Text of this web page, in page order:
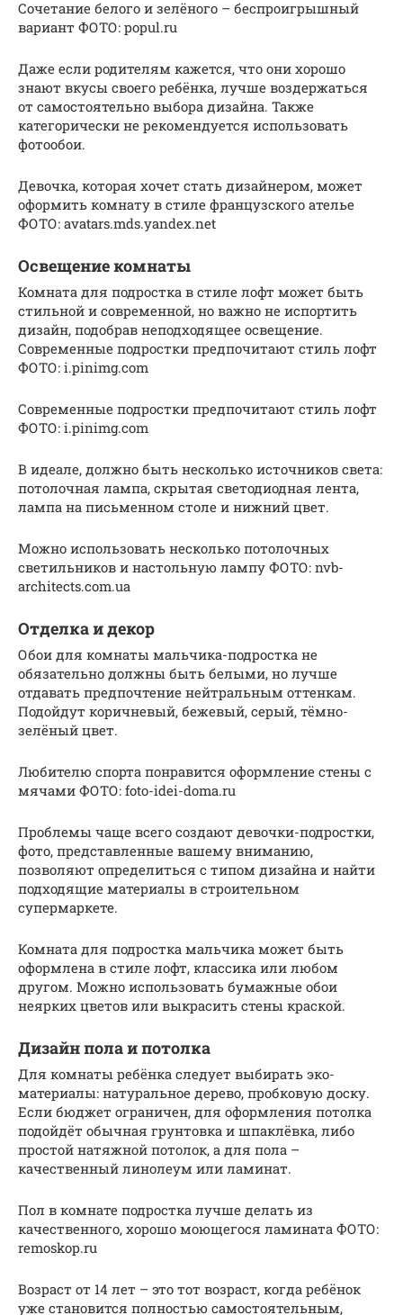
Сочетание белого и зелёного – беспроигрышный
вариант ФОТО: popul.ru
Даже если родителям кажется, что они хорошо
знают вкусы своего ребёнка, лучше воздержаться
от самостоятельно выбора дизайна. Также
категорически не рекомендуется использовать
фотообои.
Девочка, которая хочет стать дизайнером, может
оформить комнату в стиле французского ателье
ФОТО: avatars.mds.yandex.net
Освещение комнаты
Комната для подростка в стиле лофт может быть
стильной и современной, но важно не испортить
дизайн, подобрав неподходящее освещение.
Современные подростки предпочитают стиль лофт
ФОТО: i.pinimg.com
Современные подростки предпочитают стиль лофт
ФОТО: i.pinimg.com
В идеале, должно быть несколько источников света:
потолочная лампа, скрытая светодиодная лента,
лампа на письменном столе и нижний цвет.
Можно использовать несколько потолочных
светильников и настольную лампу ФОТО: nvb-
architects.com.ua
Отделка и декор
Обои для комнаты мальчика-подростка не
обязательно должны быть белыми, но лучше
отдавать предпочтение нейтральным оттенкам.
Подойдут коричневый, бежевый, серый, тёмно-
зелёный цвет.
Любителю спорта понравится оформление стены с
мячами ФОТО: foto-idei-doma.ru
Проблемы чаще всего создают девочки-подростки,
фото, представленные вашему вниманию,
позволяют определиться с типом дизайна и найти
подходящие материалы в строительном
супермаркете.
Комната для подростка мальчика может быть
оформлена в стиле лофт, классика или любом
другом. Можно использовать бумажные обои
неярких цветов или выкрасить стены краской.
Дизайн пола и потолка
Для комнаты ребёнка следует выбирать эко-
материалы: натуральное дерево, пробковую доску.
Если бюджет ограничен, для оформления потолка
подойдёт обычная грунтовка и шпаклёвка, либо
простой натяжной потолок, а для пола –
качественный линолеум или ламинат.
Пол в комнате подростка лучше делать из
качественного, хорошо моющегося ламината ФОТО:
remoskop.ru
Возраст от 14 лет – это тот возраст, когда ребёнок
уже становится полностью самостоятельным,